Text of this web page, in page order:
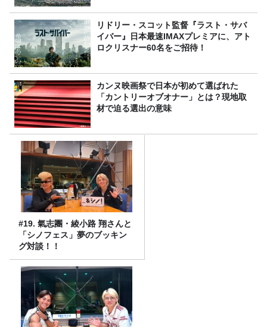
リドリー・スコット監督『ラスト・サバ
イバー』日本最速IMAXプレミアに、アト
ロクリスナー60名をご招待！
カンヌ映画祭で日本が初めて選ばれた
「カントリーオブオナー」とは？現地取
材で迫る選出の意味
#19. 氣志團・綾小路 翔さんと
「シノフェス」夢のブッキン
グ対談！！